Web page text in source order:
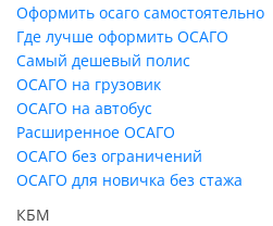
Оформить осаго самостоятельно
Где лучше оформить ОСАГО
Самый дешевый полис
ОСАГО на грузовик
ОСАГО на автобус
Расширенное ОСАГО
ОСАГО без ограничений
ОСАГО для новичка без стажа
КБМ